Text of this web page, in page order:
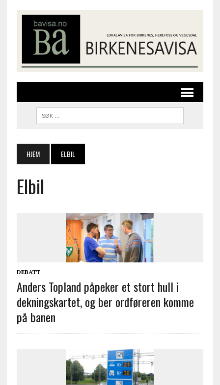
HJEM ELBIL
Elbil
DEBATT
Anders Topland påpeker et stort hull i
dekningskartet, og ber ordføreren komme
på banen